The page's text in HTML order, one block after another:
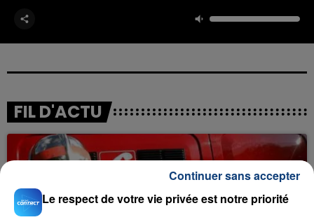
FIL D'ACTU
Le respect de votre vie privée est notre priorité
Continuer sans accepter